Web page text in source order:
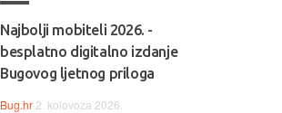
Najbolji mobiteli 2026. -
besplatno digitalno izdanje
Bugovog ljetnog priloga
Bug.hr 2. kolovoza 2026.